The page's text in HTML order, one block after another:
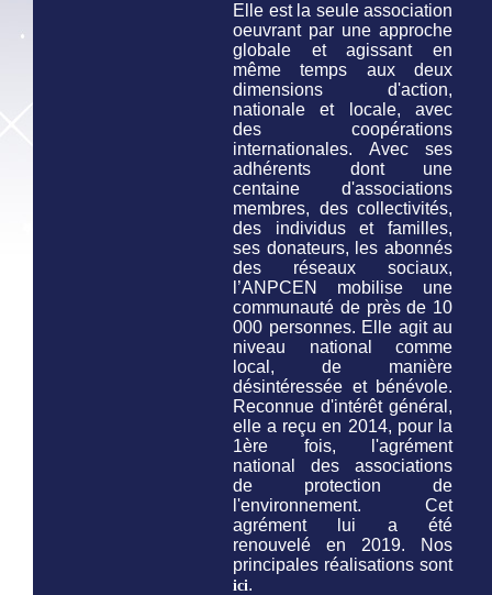
Elle est la seule association
oeuvrant par une approche
globale et agissant en
même temps aux deux
dimensions d'action,
nationale et locale, avec
des coopérations
internationales. Avec ses
adhérents dont une
centaine d'associations
membres, des collectivités,
des individus et familles,
ses donateurs, les abonnés
des réseaux sociaux,
l’ANPCEN mobilise une
communauté de près de 10
000 personnes. Elle agit au
niveau national comme
local, de manière
désintéressée et bénévole.
Reconnue d'intérêt général,
elle a reçu en 2014, pour la
1ère fois, l'agrément
national des associations
de protection de
l'environnement. Cet
agrément lui a été
renouvelé en 2019. Nos
principales réalisations sont
ici.